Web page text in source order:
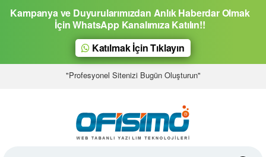
Kampanya ve Duyurularımızdan Anlık Haberdar Olmak
İçin WhatsApp Kanalımıza Katılın!!
Katılmak İçin Tıklayın
"Profesyonel Sitenizi Bugün Oluşturun"